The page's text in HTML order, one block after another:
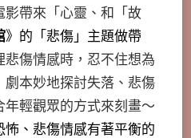
影帶來「心靈、和「故
》的「悲傷」主題做帶
傷情感時，忍不住想為
劇本妙地探討失落、悲傷
輕觀眾的方式來刻畫～
怖、悲傷情感有著平衡的